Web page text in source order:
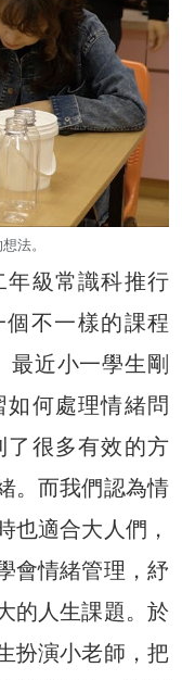
法。
年級常識科推行
個不一樣的課程
近小一學生剛
何處理情緒問
了很多有效的方
。而我們認為情
也適合大人們，
會情緒管理，紓
的人生課題。於
扮演小老師，把